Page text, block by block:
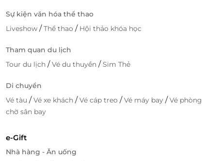
Sự kiện văn hóa thể thao
Liveshow /Thể thao / Hội thảo khóa học
Tham quan du lịch
Tour du lịch /Vé du thuyền /Sim Thẻ
Di chuyển
Vé tàu /Vé xe khách /Vé cáp treo /Vé máy bay /Vé phòng
chờ sân bay
e-Gift
Nhà hàng - Ăn uống